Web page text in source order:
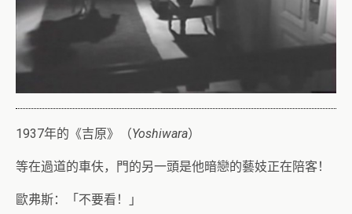
1937年的《吉原》（Yoshiwara）
等在過道的車伕，門的另一頭是他暗戀的藝妓正在陪客！
歐弗斯：「不要看！」